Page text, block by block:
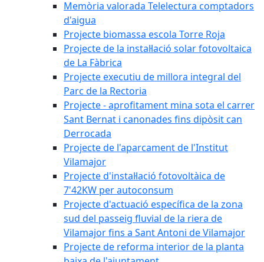
Memòria valorada Telelectura comptadors
d'aigua
Projecte biomassa escola Torre Roja
Projecte de la instal·lació solar fotovoltaica
de La Fàbrica
Projecte executiu de millora integral del
Parc de la Rectoria
Projecte - aprofitament mina sota el carrer
Sant Bernat i canonades fins dipòsit can
Derrocada
Projecte de l'aparcament de l'Institut
Vilamajor
Projecte d'instal·lació fotovoltàica de
7'42KW per autoconsum
Projecte d'actuació específica de la zona
sud del passeig fluvial de la riera de
Vilamajor fins a Sant Antoni de Vilamajor
Projecte de reforma interior de la planta